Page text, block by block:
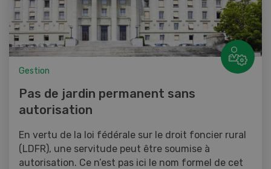
Gestion
Pas de jardin permanent sans
autorisation
En vertu de la loi fédérale sur le droit foncier rural
(LDFR), une servitude peut être soumise à
autorisation. Ce n’est pas ici le nom formel de cet